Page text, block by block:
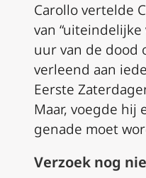
Carollo vertelde
van
uur van de dood
verleend aan
Eerste
Maar, voegde hij
genade moet
Verzoek nog